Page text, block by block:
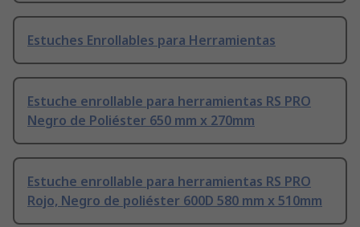
Estuches Enrollables para Herramientas
Estuche enrollable para herramientas RS PRO
Negro de Poliéster 650 mm x 270mm
Estuche enrollable para herramientas RS PRO
Rojo, Negro de poliéster 600D 580 mm x 510mm